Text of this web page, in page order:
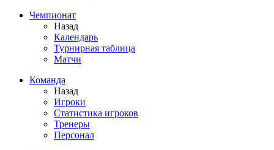
Чемпионат
Назад
Календарь
Турнирная таблица
Матчи
Команда
Назад
Игроки
Статистика игроков
Тренеры
Персонал